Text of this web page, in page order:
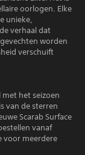
oorlogen. Elke
unieke,
verhaal dat
worden
verschuift
met het seizoen
van de sterren
Scarab Surface
vanaf
voor meerdere